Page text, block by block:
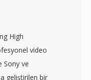
High
video
Sony ve
geliştirilen bir